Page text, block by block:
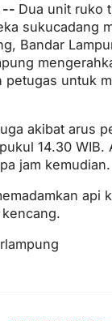
-- Dua unit ruko
sukucadang
Bandar
petugas untuk
akibat arus
14.30 WIB.
jam kemudian.
api